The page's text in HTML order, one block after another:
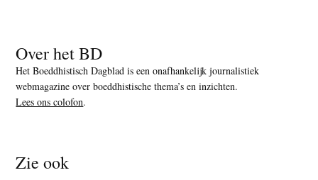
Over het BD
Het Boeddhistisch Dagblad is een onafhankelijk journalistiek
webmagazine over boeddhistische thema’s en inzichten.
Lees ons colofon.
Zie ook